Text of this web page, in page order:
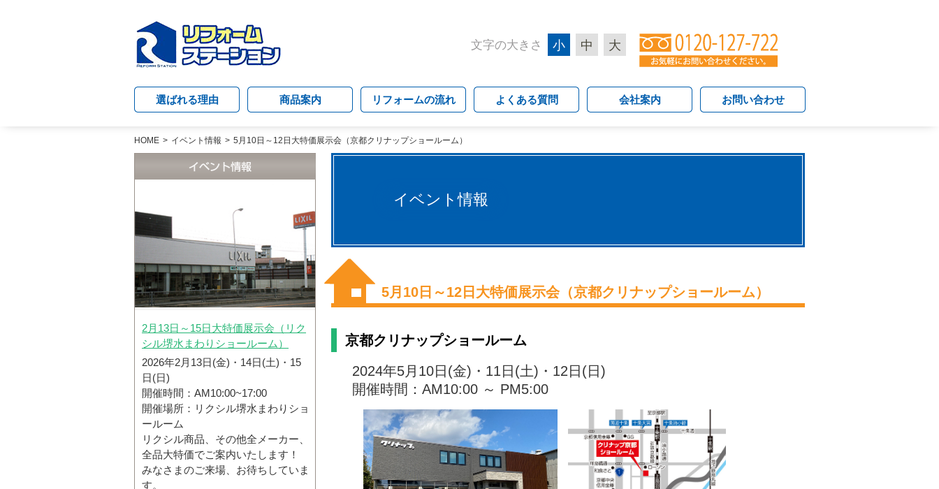
文字の大きさ 小 中 大
選ばれる理由 商品案内 リフォームの流れ よくある質問 会社案内 お問い合わせ
HOME イベント情報 5月10日～12日大特価展示会（京都クリナップショールーム）
イベント情報
5月10日～12日大特価展示会（京都クリナップショールーム）
京都クリナップショールーム
2024年5月10日(金)・11日(土)・12日(日)
開催時間：AM10:00 ～ PM5:00
2月13日～15日大特価展示会（リク
シル堺水まわりショールーム）
2026年2月13日(金)・14日(土)・15
日(日)
開催時間：AM10:00~17:00
開催場所：リクシル堺水まわりショ
ールーム
リクシル商品、その他全メーカー、
全品大特価でご案内いたします！
みなさまのご来場、お待ちしていま
す。